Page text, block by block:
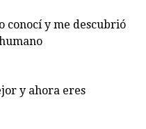
conocí y me descubrió
y ahora eres